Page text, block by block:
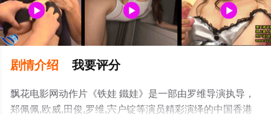
剧情介绍 我要评分
飘花电影网动作片《铁娃 鐵娃》是一部由罗维导演执导，
郑佩佩,欧威,田俊,罗维,宍户锭等演员精彩演绎的中国香港